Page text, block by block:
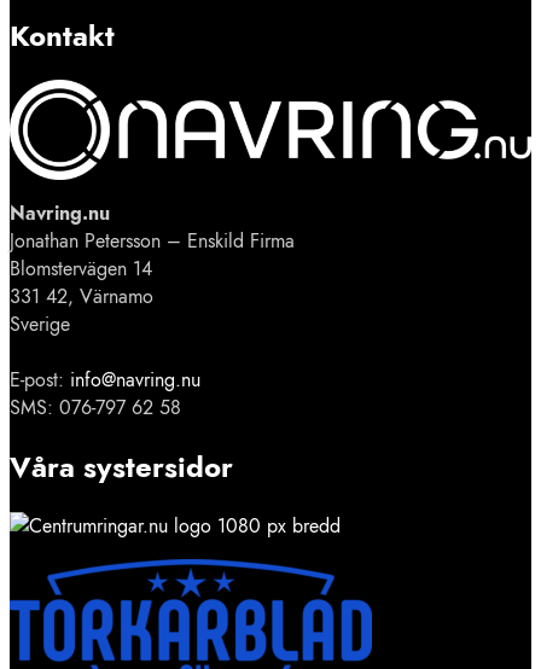
Kontakt
Navring.nu
Jonathan Petersson – Enskild Firma
Blomstervägen 14
331 42, Värnamo
Sverige
E-post: info@navring.nu
SMS: 076-797 62 58
Våra systersidor